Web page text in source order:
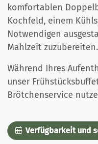
komfortablen
Kochfeld, einem
Notwendigen
Mahlzeit zuzubereiten.
Während Ihres
unser
Brötchenservice
Verfügbarkeit und